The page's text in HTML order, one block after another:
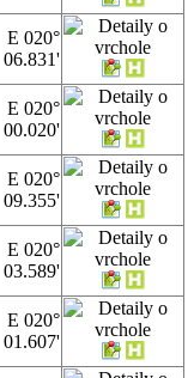
E 020°
06.831'
E 020°
00.020'
E 020°
09.355'
E 020°
03.589'
E 020°
01.607'